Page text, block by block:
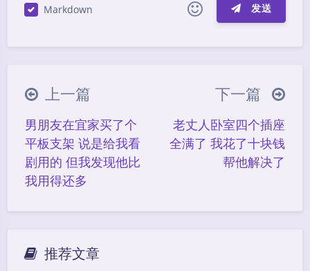
Markdown 发送
|´・ω・)ノ ヾ(≧∇≦*)ゝ
(☆ω☆)
∠( ᐛ 」∠)＿
୧(๑•̀⌄•́๑)૭
(ノ°ο°)ノ
(´இ皿இ｀)
⌇●﹏●⌇
(ฅ´ω`ฅ)
(╯°A°)╯︵○○○
╮(╯▽╰)╭
上一篇
男朋友在宜家买了个
平板支架 说是给我看
剧用的 但我发现他比
我用得还多
下一篇
老丈人卧室四个插座
全满了 我花了十块钱
帮他解决了
推荐文章